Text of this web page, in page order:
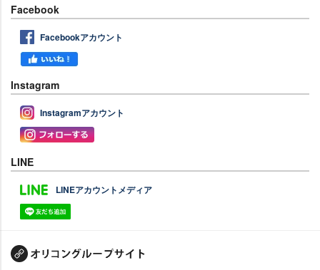
Facebook
Facebookアカウント
Instagram
Instagramアカウント
LINE
LINEアカウントメディア